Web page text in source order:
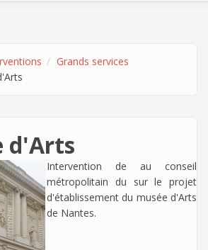
Grands services
d'Arts
Intervention de au conseil
métropolitain du sur le projet
d'établissement du musée d'Arts
de Nantes.